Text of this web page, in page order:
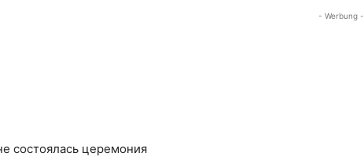
состоялась церемония
- Werbung -